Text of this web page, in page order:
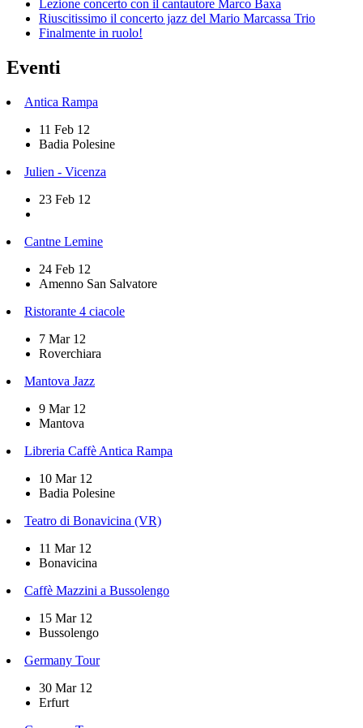
Lezione concerto con il cantautore Marco Baxa
Riuscitissimo il concerto jazz del Mario Marcassa Trio
Finalmente in ruolo!
Eventi
Antica Rampa
11 Feb 12
Badia Polesine
Julien - Vicenza
23 Feb 12
Cantne Lemine
24 Feb 12
Amenno San Salvatore
Ristorante 4 ciacole
7 Mar 12
Roverchiara
Mantova Jazz
9 Mar 12
Mantova
Libreria Caffè Antica Rampa
10 Mar 12
Badia Polesine
Teatro di Bonavicina (VR)
11 Mar 12
Bonavicina
Caffè Mazzini a Bussolengo
15 Mar 12
Bussolengo
Germany Tour
30 Mar 12
Erfurt